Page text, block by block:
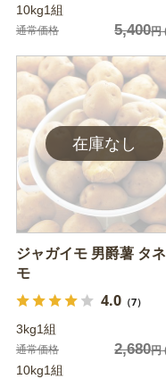
10kg1組
通常価格 5,400円
ジャガイモ 男爵薯 タ
モ
4.0（7）
3kg1組
通常価格 2,680円
10kg1組